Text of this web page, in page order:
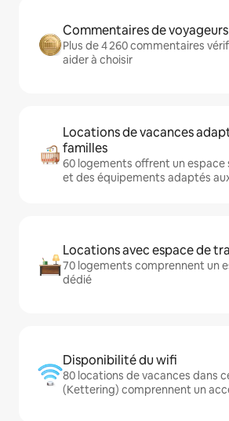
Commentaires de
Plus de 4 260 commentaires
aider à choisir
Locations de vacances
familles
60 logements offrent un
et des équipements adaptés
Locations avec espace de
70 logements comprennent un
dédié
Disponibilité du wifi
80 locations de vacances dans
(Kettering) comprennent un